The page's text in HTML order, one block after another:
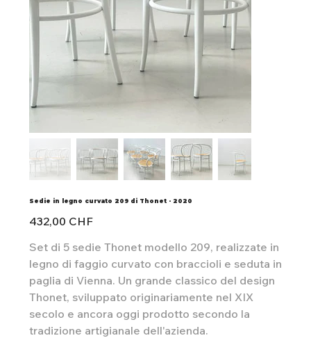
Sedie in legno curvato 209 di Thonet - 2020
Preis
432,00 CHF
Set di 5 sedie Thonet modello 209, realizzate in
legno di faggio curvato con braccioli e seduta in
paglia di Vienna. Un grande classico del design
Thonet, sviluppato originariamente nel XIX
secolo e ancora oggi prodotto secondo la
tradizione artigianale dell'azienda.